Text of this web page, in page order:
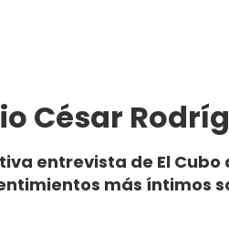
César
entrevista de El
más íntimos